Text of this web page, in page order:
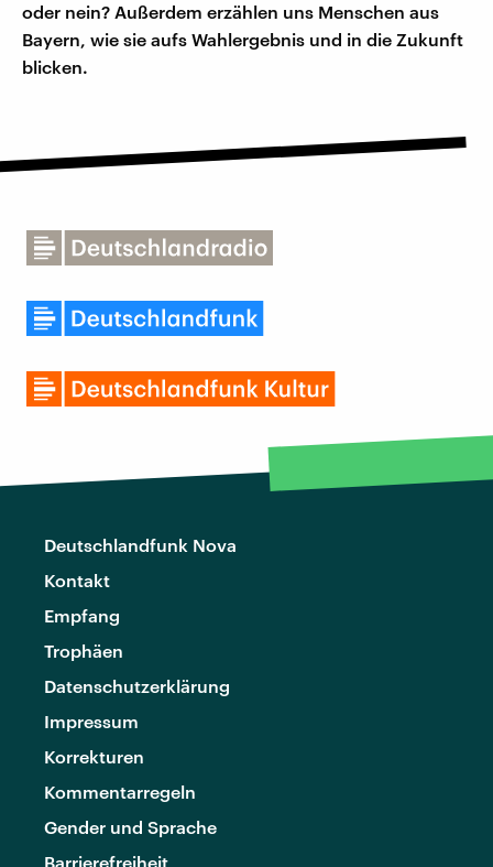
oder nein? Außerdem erzählen uns Menschen aus
Bayern, wie sie aufs Wahlergebnis und in die Zukunft
blicken.
Deutschlandfunk Nova
Kontakt
Empfang
Trophäen
Datenschutzerklärung
Impressum
Korrekturen
Kommentarregeln
Gender und Sprache
Barrierefreiheit